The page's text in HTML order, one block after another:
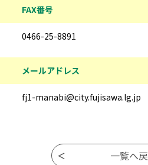
FAX番号
0466-25-8891
メールアドレス
fj1-manabi@city.fujisawa.lg.jp